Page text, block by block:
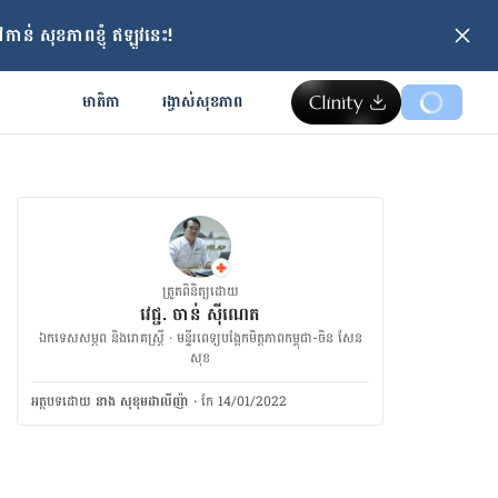
ន់ សុខភាពខ្ញុំ ឥឡូវនេះ!
មាតិកា រង្វាស់​សុខភាព
ត្រួតពិនិត្យដោយ
វេជ្ជ. ចាន់ ស៊ីណេត
ឯកទេសសម្ភព និងរោគស្ត្រី · ម​ន្ទីរពេទ្យបង្អែកមិត្តភាពកម្ពុជា-ចិន សែន
សុខ
អត្ថបទ​ដោយ នាង សុខុមដាលីញ៉ា ·កែ 14/01/2022